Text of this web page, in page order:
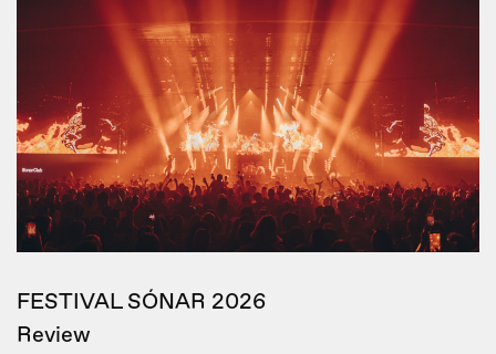
FESTIVAL SÓNAR 2026
Review